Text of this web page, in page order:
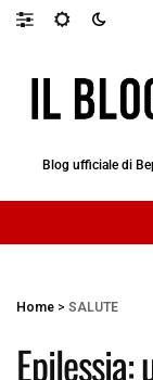
Blog ufficiale di
Home > SALUTE